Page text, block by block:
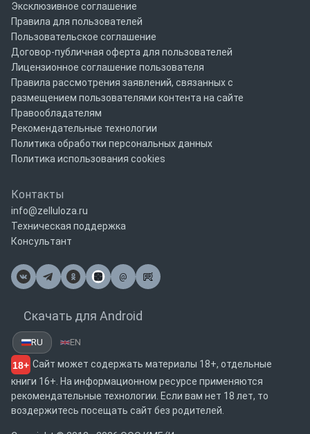
Эксклюзивное соглашение
Правила для пользователей
Пользовательское соглашение
Договор-публичная оферта для пользователей
Лицензионное соглашение пользователя
Правила рассмотрения заявлений, связанных с
размещением пользователями контента на сайте
Правообладателям
Рекомендательные технологии
Политика обработки персональных данных
Политика использования cookies
Контакты
info@zelluloza.ru
Техническая поддержка
Консультант
@
Почта
Скачать для Android
RU EN
18+ Сайт может содержать материалы 18+, отдельные
книги 16+. На информационном ресурсе применяются
рекомендательные технологии. Если вам нет 18 лет, то
воздержитесь посещать сайт без родителей.